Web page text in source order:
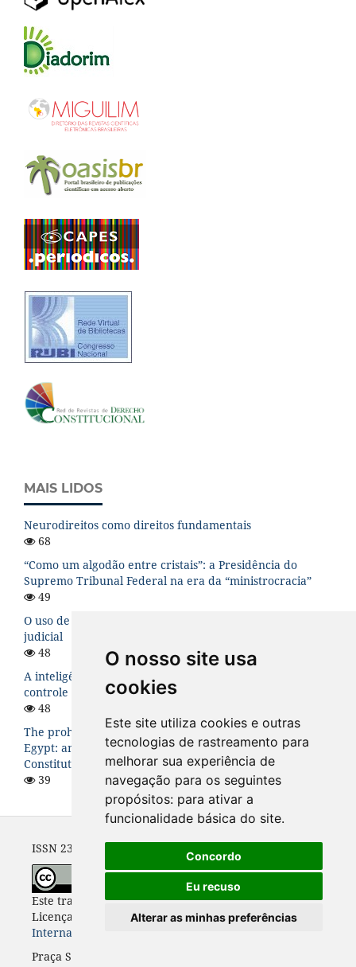
O nosso site usa
cookies
Este site utiliza cookies e outras
tecnologias de rastreamento para
melhorar sua experiência de
navegação para os seguintes
propósitos: para ativar a
funcionalidade básica do site.
Concordo
Eu recuso
Alterar as minhas preferências
MAIS LIDOS
Neurodireitos como direitos fundamentais
68
“Como um algodão entre cristais”: a Presidência do
Supremo Tribunal Federal na era da “ministrocracia”
49
O uso de inteligência artificial na tomada de decisão
judicial
48
A inteligência artificial nos órgãos constitucionais de
controle de contas da administração pública brasileira
48
The prohibition of wearing veil in public schools in
Egypt: an analysis of the Egyptian Supreme
Constitutional Court jurisprudence
39
ISSN 2359-5639
Este trabalho está licenciado com uma
Licença
Creative Commons - Atribuição 4.0
Internacional
Praça Santos Andrade, n. 50, 3º andar, Curitiba-PR,